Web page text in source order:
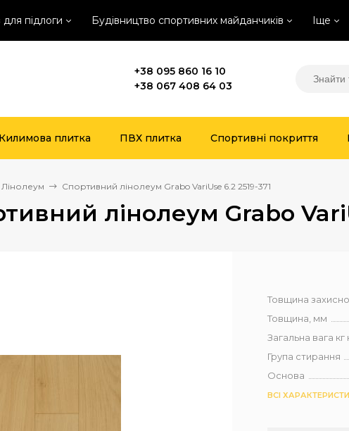
підлоги Будівництво спортивних майданчиків Іще
+38 095 860 16 10
+38 067 408 64 03
Килимова плитка ПВХ плитка Спортивні покриття
Лінолеум Спортивний лінолеум Grabo VariUse 6.2 2519-371
лінолеум Grabo
Товщина
Товщина, мм
Загальна вага кг
Група стирання
Основа
ВСІ